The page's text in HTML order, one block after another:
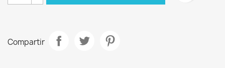
Compartir